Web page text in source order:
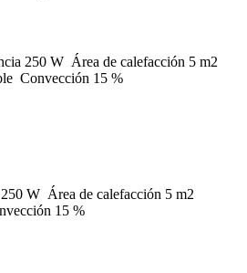
250 W Área de calefacción 5 m2
Convección 15 %
250 W Área de calefacción 5 m2
15 %